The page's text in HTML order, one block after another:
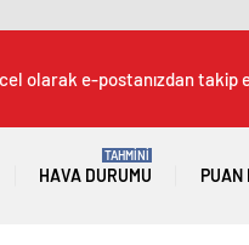
olarak e-postanızdan takip
HAVA DURUMU
TAHMİNİ
PUAN